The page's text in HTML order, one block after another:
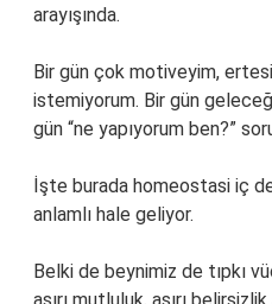
arayışında.
Bir gün çok motiveyim,
istemiyorum. Bir gün
gün “ne yapıyorum ben?”
İşte burada homeostasi iç
anlamlı hale geliyor.
Belki de beynimiz de tıpkı